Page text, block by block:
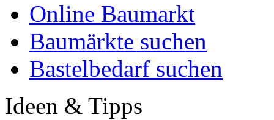
Online Baumarkt
Baumärkte suchen
Bastelbedarf suchen
Ideen & Tipps